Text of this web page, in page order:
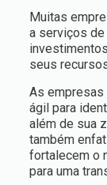
Muitas
a serviços
seus
As empresas
ágil para
além de sua
também
fortalecem o
para uma